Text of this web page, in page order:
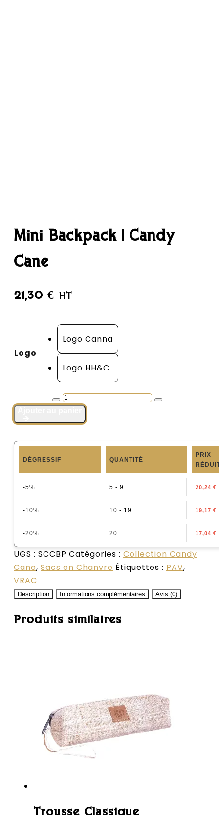
Mini Backpack | Candy
Cane
21,30 € HT
Logo
Logo Canna
Logo HH&C
quantité
Mini
|
Candy
Cane
DÉGRESSIF QUANTITÉ
PRIX
-5% 5 - 9 20,24 €
-10% 10 - 19 19,17 €
-20% 20 + 17,04 €
UGS : SCCBP Catégories : Collection Candy
Cane, Sacs en Chanvre Étiquettes : PAV,
VRAC
Description Informations complémentaires Avis (0)
Produits similaires